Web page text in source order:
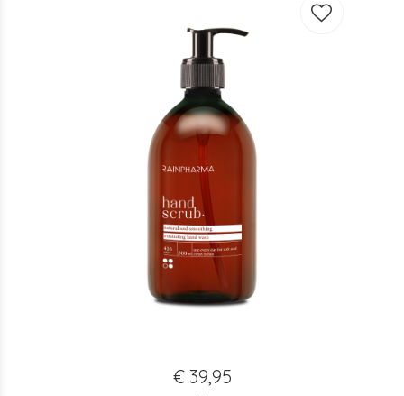
€ 39,95